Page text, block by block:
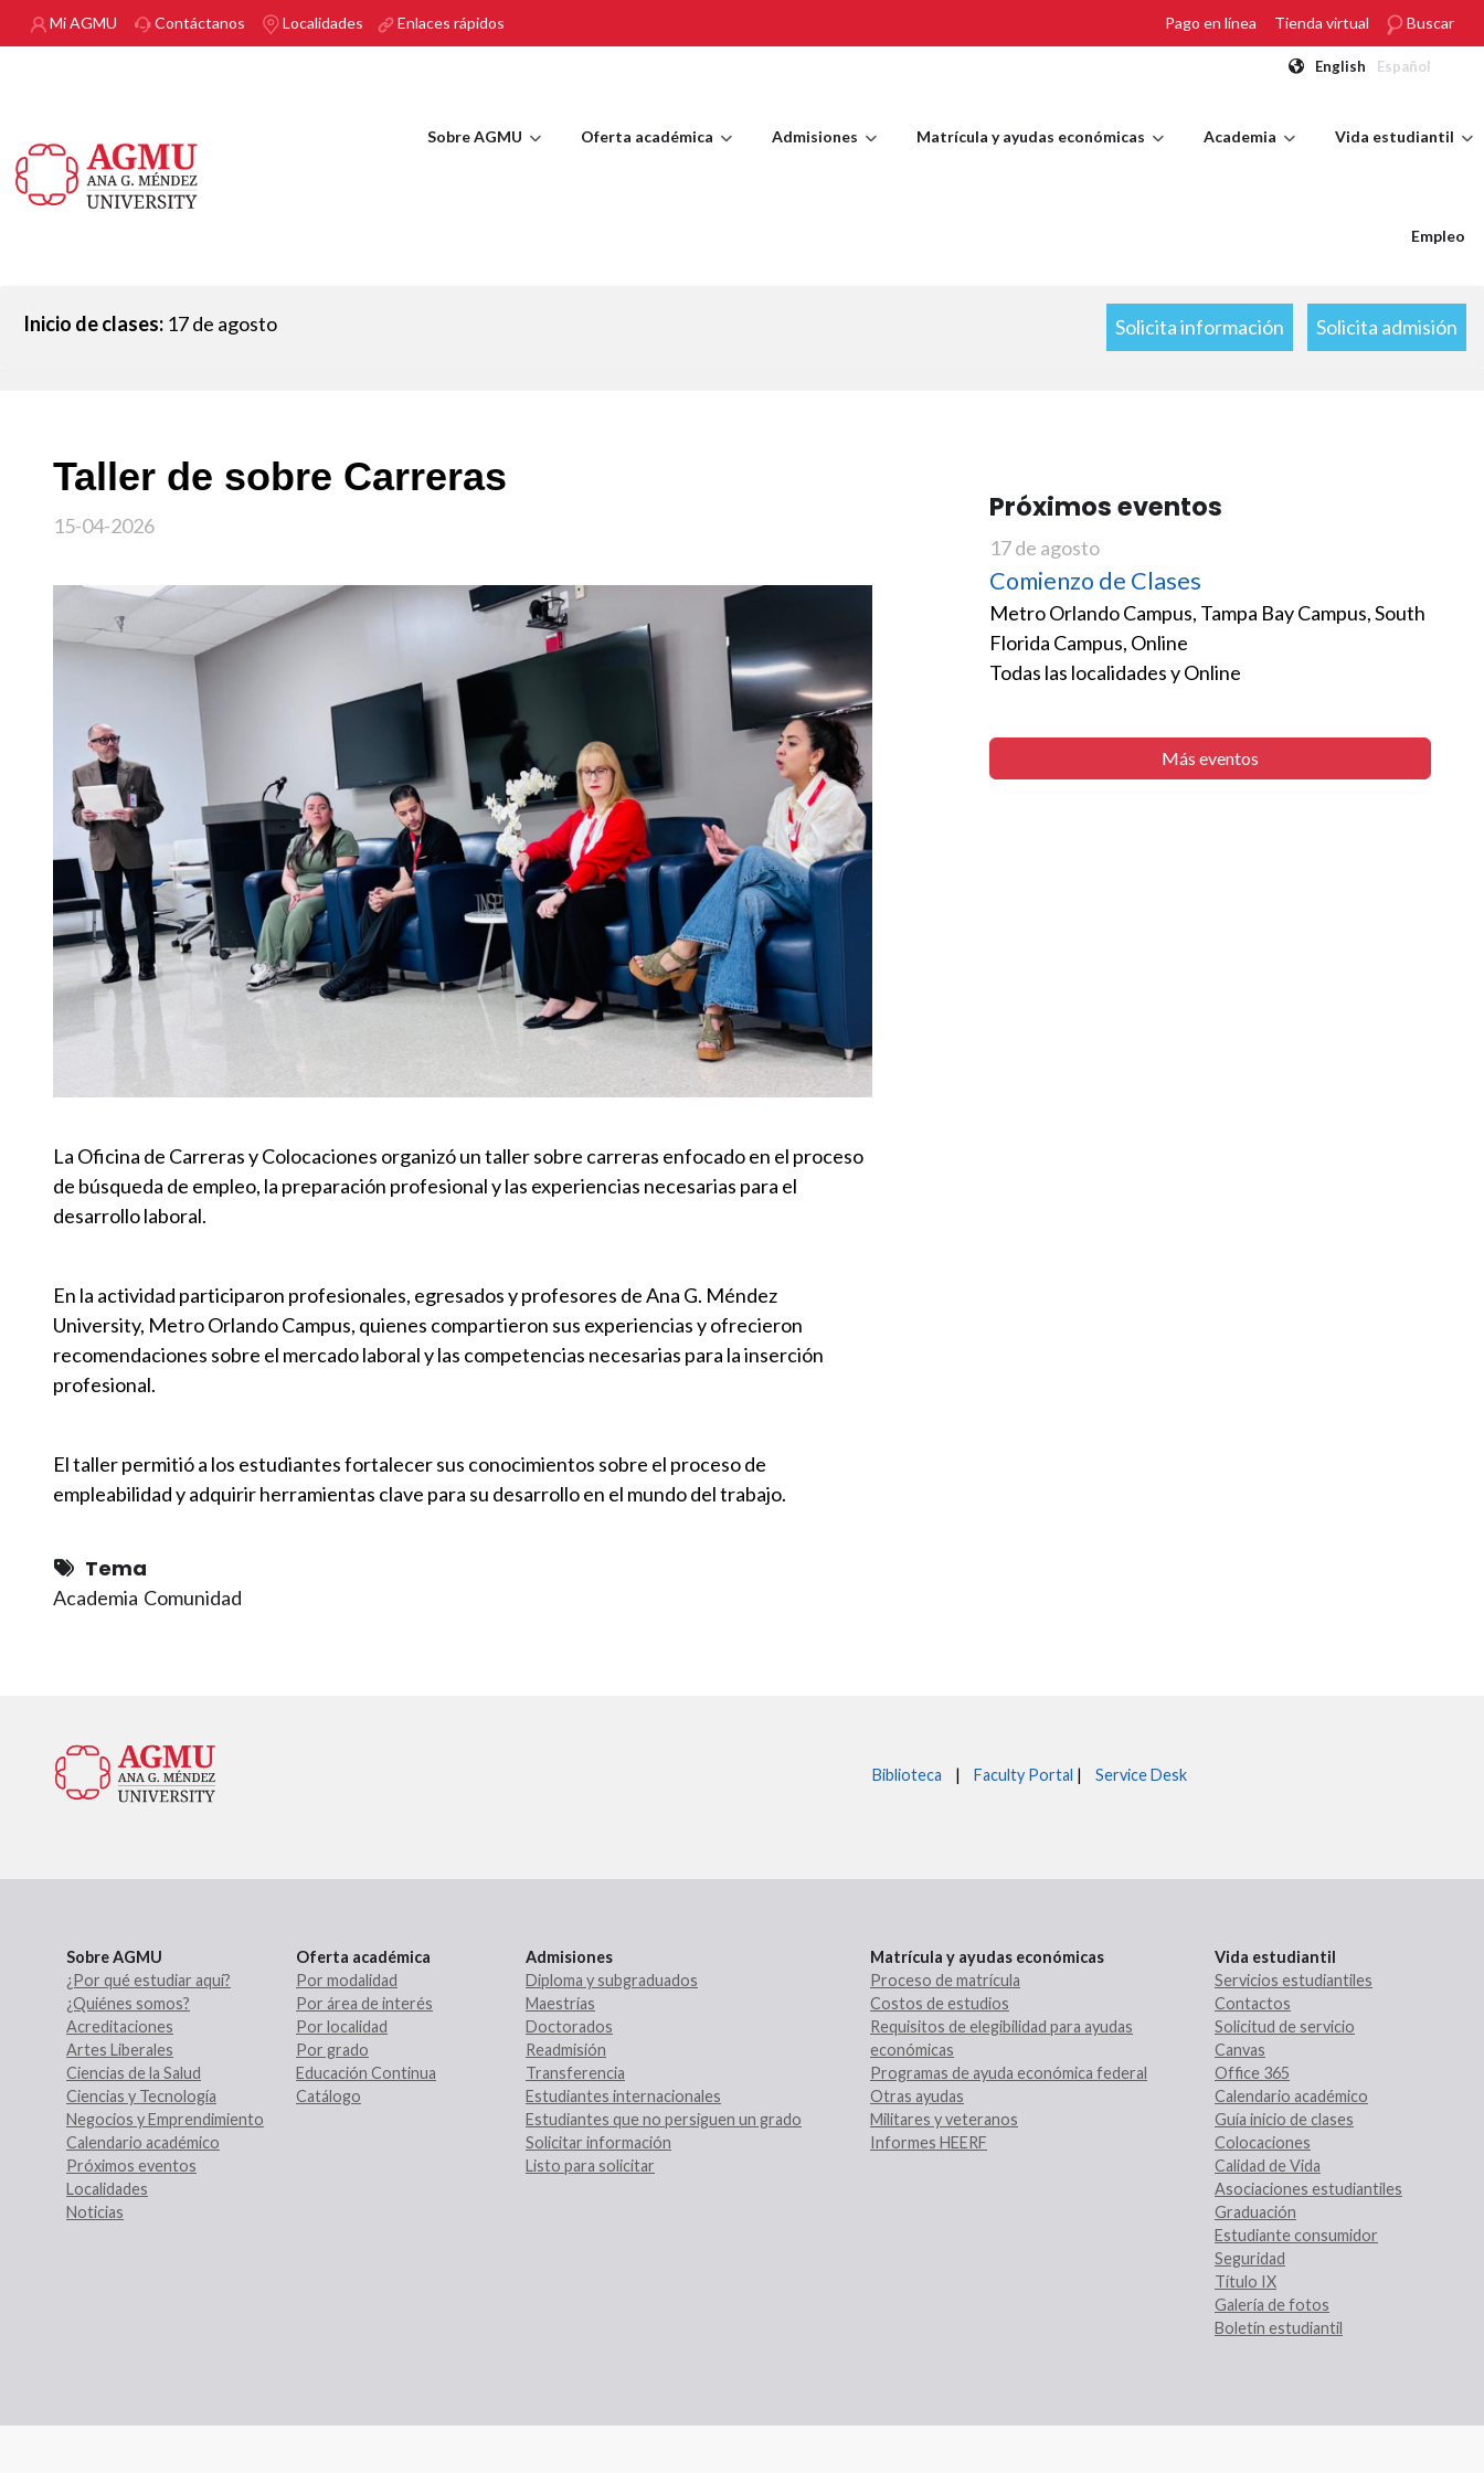
Pasar al contenido principal
Mi AGMU Contáctanos Localidades Enlaces rápidos Pago en línea Tienda virtual Buscar
English Español
Sobre AGMU Oferta académica Admisiones Matrícula y ayudas económicas Academia Vida estudiantil
Empleo
Inicio de clases: 17 de agosto Solicita información Solicita admisión
Taller de sobre Carreras
15-04-2026
Imagen
La Oficina de Carreras y Colocaciones organizó un taller sobre carreras enfocado en el proceso
de búsqueda de empleo, la preparación profesional y las experiencias necesarias para el
desarrollo laboral.
En la actividad participaron profesionales, egresados y profesores de Ana G. Méndez
University, Metro Orlando Campus, quienes compartieron sus experiencias y ofrecieron
recomendaciones sobre el mercado laboral y las competencias necesarias para la inserción
profesional.
El taller permitió a los estudiantes fortalecer sus conocimientos sobre el proceso de
empleabilidad y adquirir herramientas clave para su desarrollo en el mundo del trabajo.
Tema
Academia Comunidad
Próximos eventos
17 de agosto
Comienzo de Clases
Metro Orlando Campus, Tampa Bay Campus, South
Florida Campus, Online
Todas las localidades y Online
Más eventos
Biblioteca | Faculty Portal | Service Desk
Sobre AGMU
¿Por qué estudiar aquí?
¿Quiénes somos?
Acreditaciones
Artes Liberales
Ciencias de la Salud
Ciencias y Tecnología
Negocios y Emprendimiento
Calendario académico
Próximos eventos
Localidades
Noticias
Oferta académica
Por modalidad
Por área de interés
Por localidad
Por grado
Educación Continua
Catálogo
Admisiones
Diploma y subgraduados
Maestrías
Doctorados
Readmisión
Transferencia
Estudiantes internacionales
Estudiantes que no persiguen un grado
Solicitar información
Listo para solicitar
Matrícula y ayudas económicas
Proceso de matrícula
Costos de estudios
Requisitos de elegibilidad para ayudas
económicas
Programas de ayuda económica federal
Otras ayudas
Militares y veteranos
Informes HEERF
Vida estudiantil
Servicios estudiantiles
Contactos
Solicitud de servicio
Canvas
Office 365
Calendario académico
Guía inicio de clases
Colocaciones
Calidad de Vida
Asociaciones estudiantiles
Graduación
Estudiante consumidor
Seguridad
Título IX
Galería de fotos
Boletín estudiantil